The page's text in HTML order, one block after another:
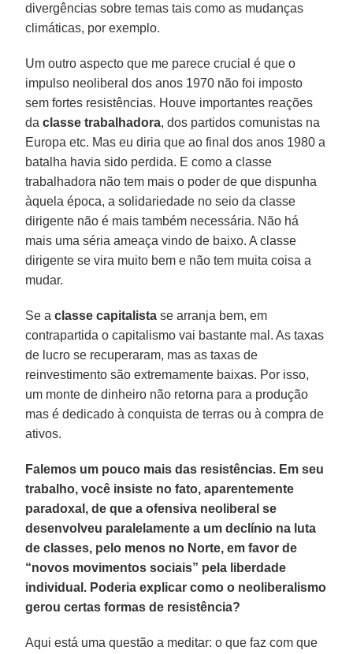
divergências sobre temas tais como as mudanças
climáticas, por exemplo.
Um outro aspecto que me parece crucial é que o
impulso neoliberal dos anos 1970 não foi imposto
sem fortes resistências. Houve importantes reações
da classe trabalhadora, dos partidos comunistas na
Europa etc. Mas eu diria que ao final dos anos 1980 a
batalha havia sido perdida. E como a classe
trabalhadora não tem mais o poder de que dispunha
àquela época, a solidariedade no seio da classe
dirigente não é mais também necessária. Não há
mais uma séria ameaça vindo de baixo. A classe
dirigente se vira muito bem e não tem muita coisa a
mudar.
Se aclasse capitalista se arranja bem, em
contrapartida o capitalismo vai bastante mal. As taxas
de lucro se recuperaram, mas as taxas de
reinvestimento são extremamente baixas. Por isso,
um monte de dinheiro não retorna para a produção
mas é dedicado à conquista de terras ou à compra de
ativos.
Falemos um pouco mais das resistências. Em seu
trabalho, você insiste no fato, aparentemente
paradoxal, de que a ofensiva neoliberal se
desenvolveu paralelamente a um declínio na luta
de classes, pelo menos no Norte, em favor de
“novos movimentos sociais” pela liberdade
individual. Poderia explicar como o neoliberalismo
gerou certas formas de resistência?
Aqui está uma questão a meditar: o que faz com que